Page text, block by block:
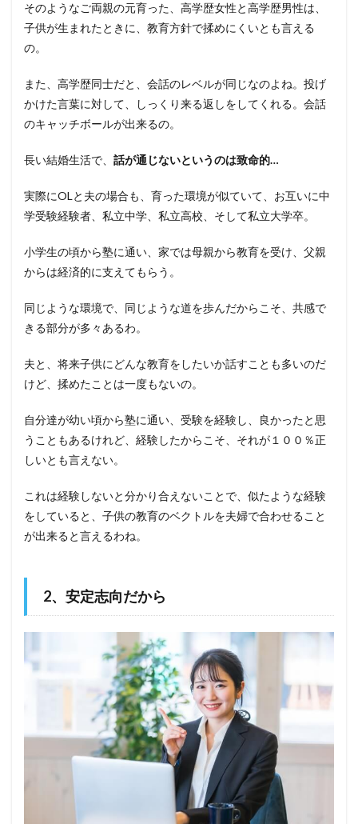
そのようなご両親の元育った、高学歴女性と高学歴男性は、
子供が生まれたときに、教育方針で揉めにくいとも言える
の。
また、高学歴同士だと、会話のレベルが同じなのよね。投げ
かけた言葉に対して、しっくり来る返しをしてくれる。会話
のキャッチボールが出来るの。
長い結婚生活で、 話が通じないというのは致命的…
実際にOLと夫の場合も、育った環境が似ていて、お互いに中
学受験経験者、私立中学、私立高校、そして私立大学卒。
小学生の頃から塾に通い、家では母親から教育を受け、父親
からは経済的に支えてもらう。
同じような環境で、同じような道を歩んだからこそ、共感で
きる部分が多々あるわ。
夫と、将来子供にどんな教育をしたいか話すことも多いのだ
けど、揉めたことは一度もないの。
自分達が幼い頃から塾に通い、受験を経験し、良かったと思
うこともあるけれど、経験したからこそ、それが１００％正
しいとも言えない。
これは経験しないと分かり合えないことで、似たような経験
をしていると、子供の教育のベクトルを夫婦で合わせること
が出来ると言えるわね。
2、安定志向だから